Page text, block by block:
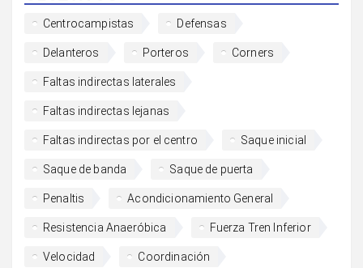
Centrocampistas Defensas
Delanteros Porteros Corners
Faltas indirectas laterales
Faltas indirectas lejanas
Faltas indirectas por el centro Saque inicial
Saque de banda Saque de puerta
Penaltis Acondicionamiento General
Resistencia Anaeróbica Fuerza Tren Inferior
Velocidad Coordinación